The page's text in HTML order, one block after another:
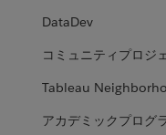
DataDev
コミュニティプロジ
Tableau
アカデミックプログ